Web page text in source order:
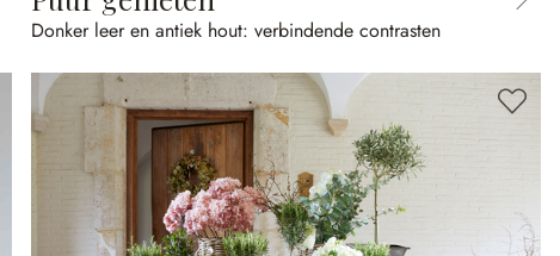
Donker leer en antiek hout: verbindende contrasten